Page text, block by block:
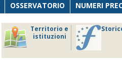
OSSERVATORIO NUMERI
Territorio e
istituzioni